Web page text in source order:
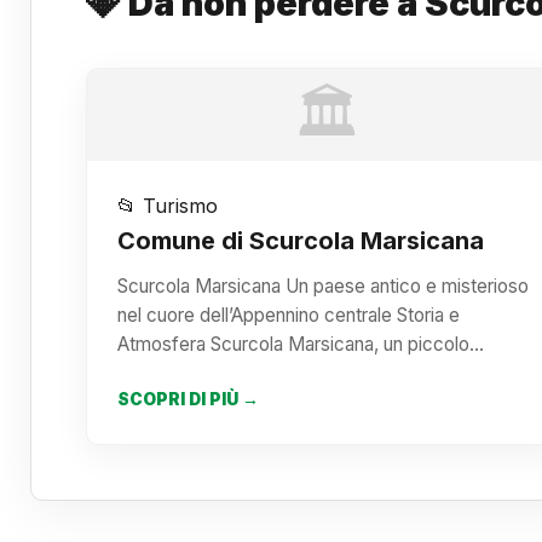
🏛️
📂 Turismo
Comune di Scurcola Marsicana
Scurcola Marsicana Un paese antico e misterioso
nel cuore dell’Appennino centrale Storia e
Atmosfera Scurcola Marsicana, un piccolo…
SCOPRI DI PIÙ →